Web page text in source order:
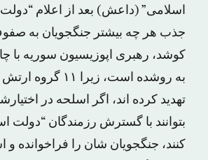
اسلامی” (داعش) بعد از اعلام
جذب هر چه بیشتر جنگجویان به
کوشد، رهبری اپوزیسیون سوریه با
به روشده است، زیرا
تهدید کرده اند، اگر اسلحه در
بتوانند با گسترش رزمندگان “دولت
کنند، جنگجویان شان را فراخوانده و